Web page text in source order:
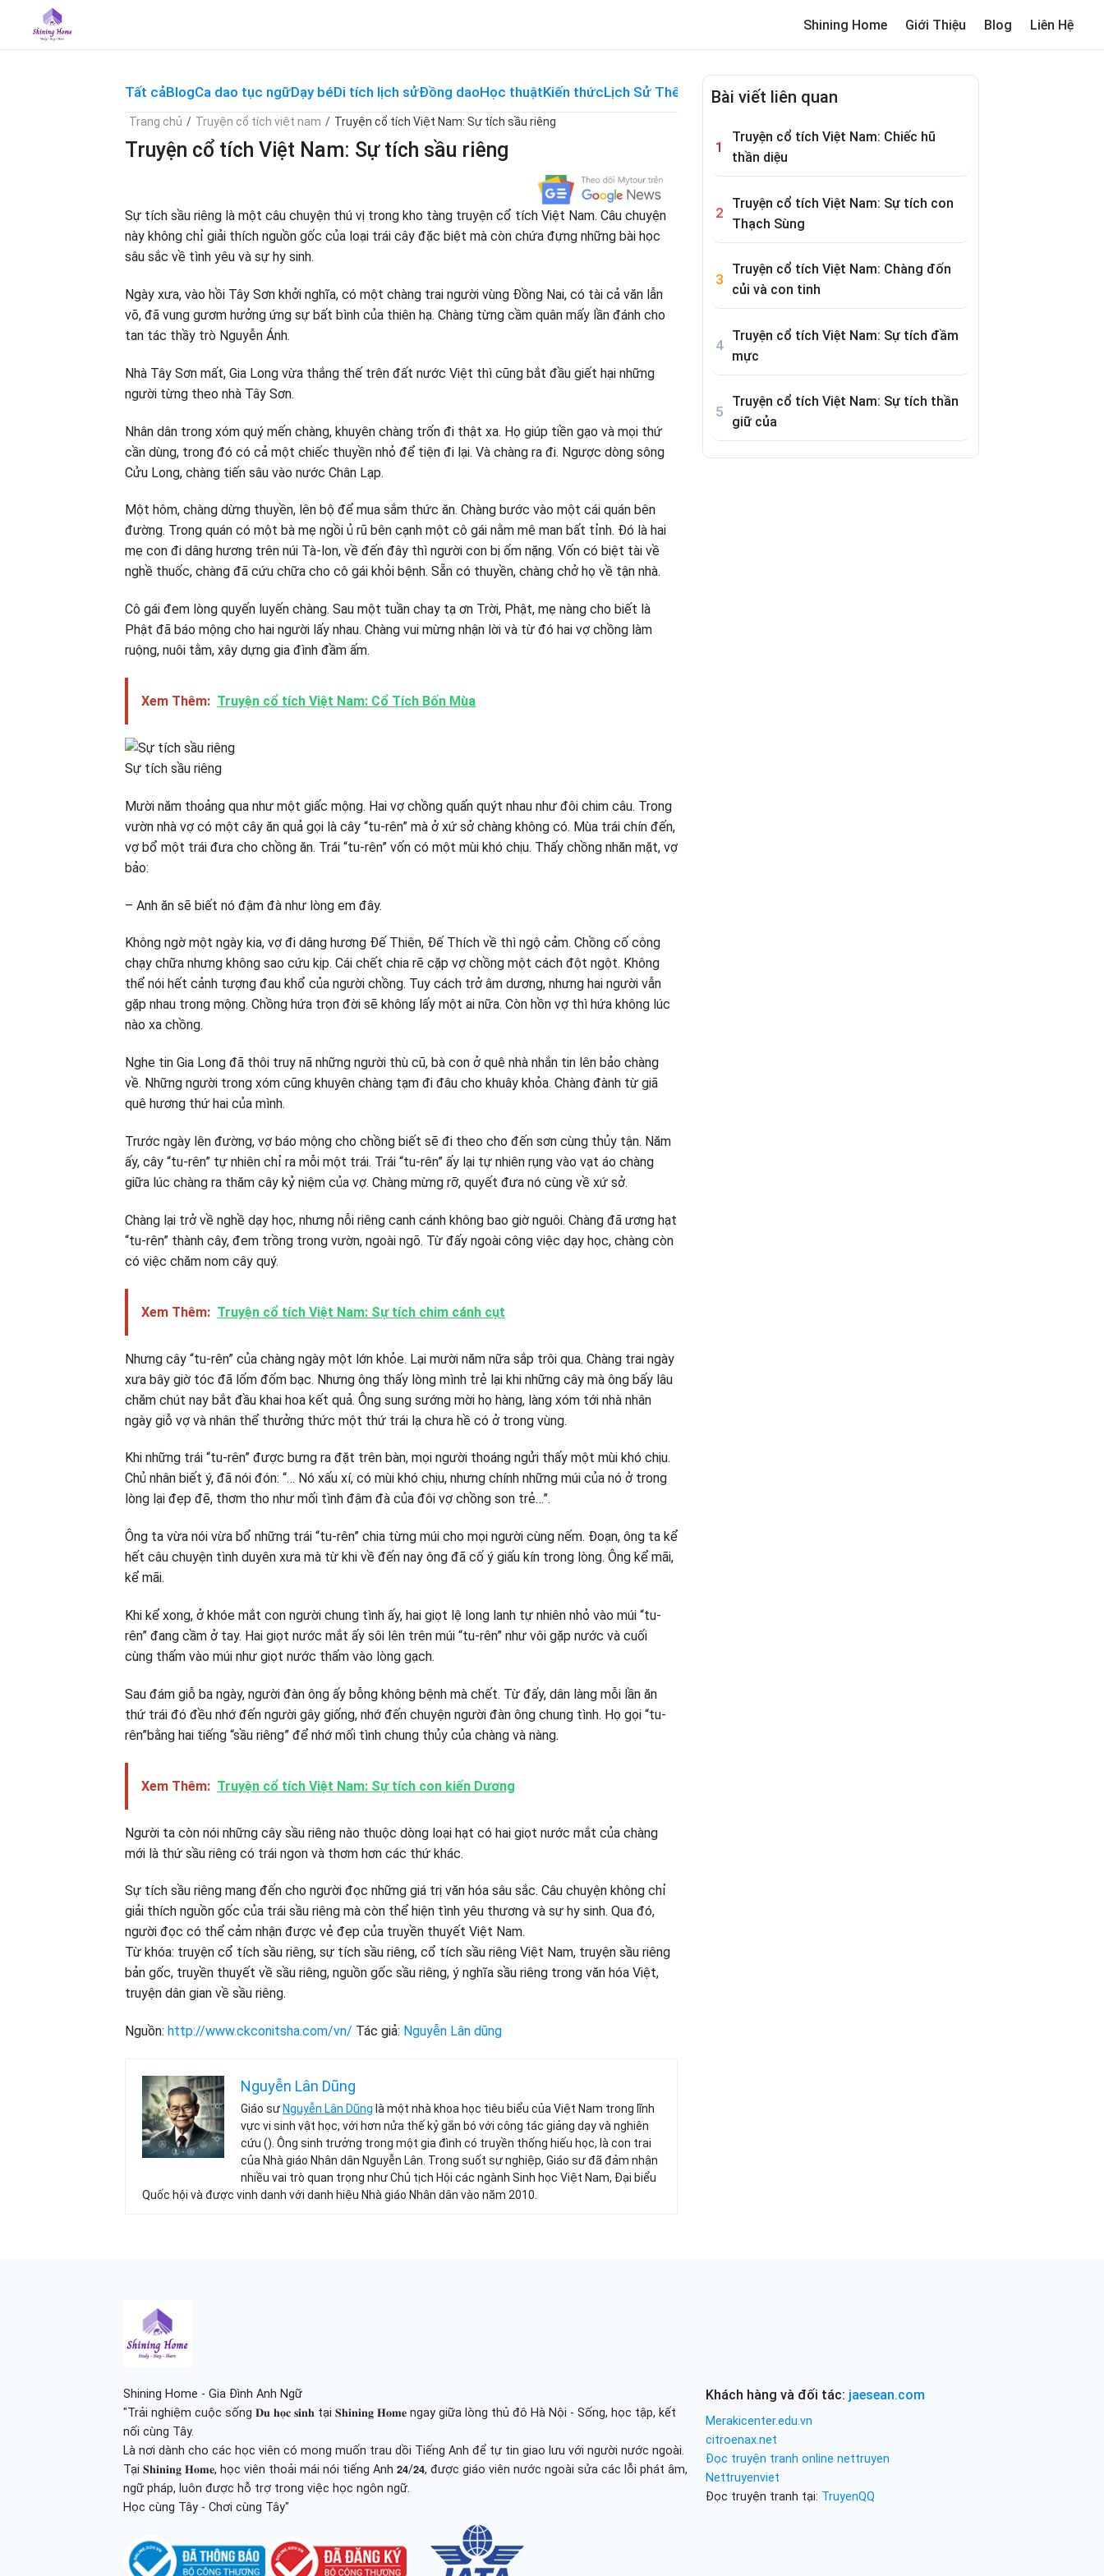
content
Shining Home Giới Thiệu Blog Liên Hệ
Tất cảBlogCa dao tục ngữDạy béDi tích lịch sửĐồng daoHọc thuậtKiến thứcLịch Sử Thế Giới MemeReview trường cho bé
Trang chủ / Truyện cổ tích việt nam / Truyện cổ tích Việt Nam: Sự tích sầu riêng
Truyện cổ tích Việt Nam: Sự tích sầu riêng
Sự tích sầu riêng là một câu chuyện thú vị trong kho tàng truyện cổ tích Việt Nam. Câu chuyện
này không chỉ giải thích nguồn gốc của loại trái cây đặc biệt mà còn chứa đựng những bài học
sâu sắc về tình yêu và sự hy sinh.
Ngày xưa, vào hồi Tây Sơn khởi nghĩa, có một chàng trai người vùng Đồng Nai, có tài cả văn lẫn
võ, đã vung gươm hưởng ứng sự bất bình của thiên hạ. Chàng từng cầm quân mấy lần đánh cho
tan tác thầy trò Nguyễn Ánh.
Nhà Tây Sơn mất, Gia Long vừa thắng thế trên đất nước Việt thì cũng bắt đầu giết hại những
người từng theo nhà Tây Sơn.
Nhân dân trong xóm quý mến chàng, khuyên chàng trốn đi thật xa. Họ giúp tiền gạo và mọi thứ
cần dùng, trong đó có cả một chiếc thuyền nhỏ để tiện đi lại. Và chàng ra đi. Ngược dòng sông
Cửu Long, chàng tiến sâu vào nước Chân Lạp.
Một hôm, chàng dừng thuyền, lên bộ để mua sắm thức ăn. Chàng bước vào một cái quán bên
đường. Trong quán có một bà mẹ ngồi ủ rũ bên cạnh một cô gái nằm mê man bất tỉnh. Đó là hai
mẹ con đi dâng hương trên núi Tà-lon, về đến đây thì người con bị ốm nặng. Vốn có biệt tài về
nghề thuốc, chàng đã cứu chữa cho cô gái khỏi bệnh. Sẵn có thuyền, chàng chở họ về tận nhà.
Cô gái đem lòng quyến luyến chàng. Sau một tuần chay tạ ơn Trời, Phật, mẹ nàng cho biết là
Phật đã báo mộng cho hai người lấy nhau. Chàng vui mừng nhận lời và từ đó hai vợ chồng làm
ruộng, nuôi tằm, xây dựng gia đình đầm ấm.
Xem Thêm: Truyện cổ tích Việt Nam: Cổ Tích Bốn Mùa
Sự tích sầu riêng
Mười năm thoảng qua như một giấc mộng. Hai vợ chồng quấn quýt nhau như đôi chim câu. Trong
vườn nhà vợ có một cây ăn quả gọi là cây “tu-rên” mà ở xứ sở chàng không có. Mùa trái chín đến,
vợ bổ một trái đưa cho chồng ăn. Trái “tu-rên” vốn có một mùi khó chịu. Thấy chồng nhăn mặt, vợ
bảo:
– Anh ăn sẽ biết nó đậm đà như lòng em đây.
Không ngờ một ngày kia, vợ đi dâng hương Đế Thiên, Đế Thích về thì ngộ cảm. Chồng cố công
chạy chữa nhưng không sao cứu kịp. Cái chết chia rẽ cặp vợ chồng một cách đột ngột. Không
thể nói hết cảnh tượng đau khổ của người chồng. Tuy cách trở âm dương, nhưng hai người vẫn
gặp nhau trong mộng. Chồng hứa trọn đời sẽ không lấy một ai nữa. Còn hồn vợ thì hứa không lúc
nào xa chồng.
Nghe tin Gia Long đã thôi truy nã những người thù cũ, bà con ở quê nhà nhắn tin lên bảo chàng
về. Những người trong xóm cũng khuyên chàng tạm đi đâu cho khuây khỏa. Chàng đành từ giã
quê hương thứ hai của mình.
Trước ngày lên đường, vợ báo mộng cho chồng biết sẽ đi theo cho đến sơn cùng thủy tận. Năm
ấy, cây “tu-rên” tự nhiên chỉ ra mỗi một trái. Trái “tu-rên” ấy lại tự nhiên rụng vào vạt áo chàng
giữa lúc chàng ra thăm cây kỷ niệm của vợ. Chàng mừng rỡ, quyết đưa nó cùng về xứ sở.
Chàng lại trở về nghề dạy học, nhưng nỗi riêng canh cánh không bao giờ nguôi. Chàng đã ương hạt
“tu-rên” thành cây, đem trồng trong vườn, ngoài ngõ. Từ đấy ngoài công việc dạy học, chàng còn
có việc chăm nom cây quý.
Xem Thêm: Truyện cổ tích Việt Nam: Sự tích chim cánh cụt
Nhưng cây “tu-rên” của chàng ngày một lớn khỏe. Lại mười năm nữa sắp trôi qua. Chàng trai ngày
xưa bây giờ tóc đã lốm đốm bạc. Nhưng ông thấy lòng mình trẻ lại khi những cây mà ông bấy lâu
chăm chút nay bắt đầu khai hoa kết quả. Ông sung sướng mời họ hàng, làng xóm tới nhà nhân
ngày giỗ vợ và nhân thể thưởng thức một thứ trái lạ chưa hề có ở trong vùng.
Khi những trái “tu-rên” được bưng ra đặt trên bàn, mọi người thoáng ngửi thấy một mùi khó chịu.
Chủ nhân biết ý, đã nói đón: “… Nó xấu xí, có mùi khó chịu, nhưng chính những múi của nó ở trong
lòng lại đẹp đẽ, thơm tho như mối tình đậm đà của đôi vợ chồng son trẻ…”.
Ông ta vừa nói vừa bổ những trái “tu-rên” chia từng múi cho mọi người cùng nếm. Đoạn, ông ta kể
hết câu chuyện tình duyên xưa mà từ khi về đến nay ông đã cố ý giấu kín trong lòng. Ông kể mãi,
kể mãi.
Khi kể xong, ở khóe mắt con người chung tình ấy, hai giọt lệ long lanh tự nhiên nhỏ vào múi “tu-
rên” đang cầm ở tay. Hai giọt nước mắt ấy sôi lên trên múi “tu-rên” như vôi gặp nước và cuối
cùng thấm vào múi như giọt nước thấm vào lòng gạch.
Sau đám giỗ ba ngày, người đàn ông ấy bỗng không bệnh mà chết. Từ đấy, dân làng mỗi lần ăn
thứ trái đó đều nhớ đến người gây giống, nhớ đến chuyện người đàn ông chung tình. Họ gọi “tu-
rên”bằng hai tiếng “sầu riêng” để nhớ mối tình chung thủy của chàng và nàng.
Xem Thêm: Truyện cổ tích Việt Nam: Sự tích con kiến Dương
Người ta còn nói những cây sầu riêng nào thuộc dòng loại hạt có hai giọt nước mắt của chàng
mới là thứ sầu riêng có trái ngon và thơm hơn các thứ khác.
Sự tích sầu riêng mang đến cho người đọc những giá trị văn hóa sâu sắc. Câu chuyện không chỉ
giải thích nguồn gốc của trái sầu riêng mà còn thể hiện tình yêu thương và sự hy sinh. Qua đó,
người đọc có thể cảm nhận được vẻ đẹp của truyền thuyết Việt Nam.
Từ khóa: truyện cổ tích sầu riêng, sự tích sầu riêng, cổ tích sầu riêng Việt Nam, truyện sầu riêng
bản gốc, truyền thuyết về sầu riêng, nguồn gốc sầu riêng, ý nghĩa sầu riêng trong văn hóa Việt,
truyện dân gian về sầu riêng.
Nguồn: http://www.ckconitsha.com/vn/ Tác giả: Nguyễn Lân dũng
Nguyễn Lân Dũng
Giáo sư Nguyễn Lân Dũng là một nhà khoa học tiêu biểu của Việt Nam trong lĩnh
vực vi sinh vật học, với hơn nửa thế kỷ gắn bó với công tác giảng dạy và nghiên
cứu (). Ông sinh trưởng trong một gia đình có truyền thống hiếu học, là con trai
của Nhà giáo Nhân dân Nguyễn Lân. Trong suốt sự nghiệp, Giáo sư đã đảm nhận
nhiều vai trò quan trọng như Chủ tịch Hội các ngành Sinh học Việt Nam, Đại biểu
Quốc hội và được vinh danh với danh hiệu Nhà giáo Nhân dân vào năm 2010.
Bài viết liên quan
Truyện cổ tích Việt Nam: Chiếc hũ
thần diệu
Truyện cổ tích Việt Nam: Sự tích con
Thạch Sùng
Truyện cổ tích Việt Nam: Chàng đốn
củi và con tinh
Truyện cổ tích Việt Nam: Sự tích đầm
mực
Truyện cổ tích Việt Nam: Sự tích thần
giữ của
Shining Home - Gia Đình Anh Ngữ
"Trải nghiệm cuộc sống 𝐃𝐮 𝐡𝐨̣𝐜 𝐬𝐢𝐧𝐡 tại 𝐒𝐡𝐢𝐧𝐢𝐧𝐠 𝐇𝐨𝐦𝐞 ngay giữa lòng thủ đô Hà Nội - Sống, học tập, kết
nối cùng Tây.
Là nơi dành cho các học viên có mong muốn trau dồi Tiếng Anh để tự tin giao lưu với người nước ngoài.
Tại 𝐒𝐡𝐢𝐧𝐢𝐧𝐠 𝐇𝐨𝐦𝐞, học viên thoải mái nói tiếng Anh 𝟮𝟰/𝟮𝟰, được giáo viên nước ngoài sửa các lỗi phát âm,
ngữ pháp, luôn được hỗ trợ trong việc học ngôn ngữ.
Học cùng Tây - Chơi cùng Tây"
Khách hàng và đối tác: jaesean.com
Merakicenter.edu.vn
citroenax.net
Đọc truyện tranh online nettruyen
Nettruyenviet
Đọc truyện tranh tại: TruyenQQ